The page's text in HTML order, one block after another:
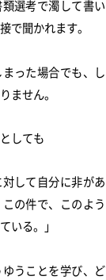
選考で濁して書
で聞かれます。
った場合でも、
ません。
しても
対して自分に非が
の件で、このよ
いる。」
ゆうことを学び、